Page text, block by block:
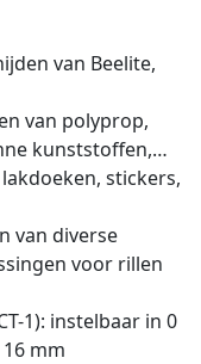
van Beelite,
van polyprop,
kunststoffen,…
lakdoeken, stickers,
van diverse
voor rillen
1): instelbaar in 0
mm